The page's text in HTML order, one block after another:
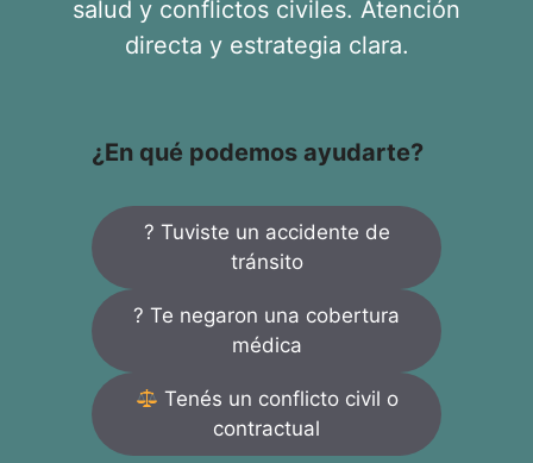
salud y conflictos civiles. Atención
directa y estrategia clara.
¿En qué podemos ayudarte?
? Tuviste un accidente de
tránsito
? Te negaron una cobertura
médica
Tenés un conflicto civil o
contractual